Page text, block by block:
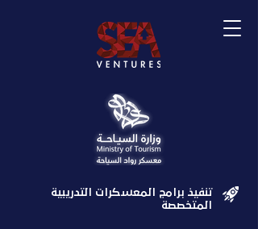
تنفيذ برامج المعسكرات التدريبية
المتخصصة